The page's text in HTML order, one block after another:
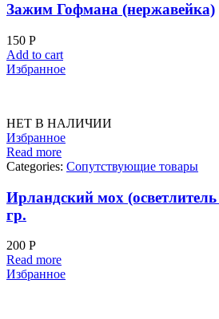
Зажим Гофмана (нержавейка)
150 Р
Add to cart
Избранное
НЕТ В НАЛИЧИИ
Избранное
Read more
Categories: Сопутствующие товары
Ирландский мох (осветлитель
гр.
200 Р
Read more
Избранное